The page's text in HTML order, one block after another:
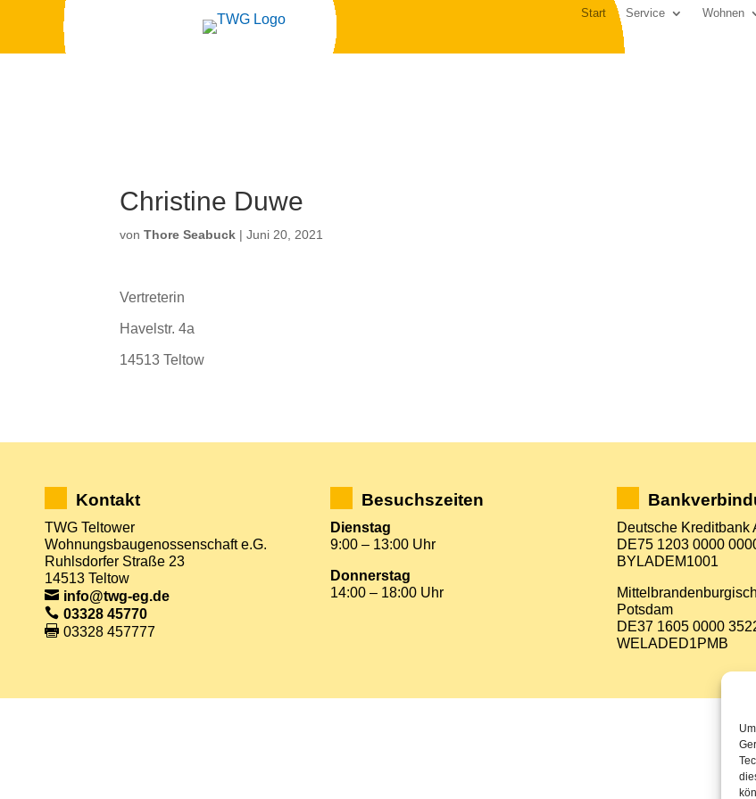
Start Service Wohnen
Christine Duwe
vonThore Seabuck |Juni 20, 2021
Vertreterin
Havelstr. 4a
14513 Teltow
Kontakt
TWG Teltower
Wohnungsbaugenossenschaft e.G.
Ruhlsdorfer Straße 23
14513 Teltow
info@twg-eg.de
03328 45770
03328 457777
Besuchszeiten
Dienstag
9:00 – 13:00 Uhr
Donnerstag
14:00 – 18:00 Uhr
Deutsche Kreditbank
DE75 1203 0000
BYLADEM1001
Potsdam
DE37 1605 0000
WELADED1PMB